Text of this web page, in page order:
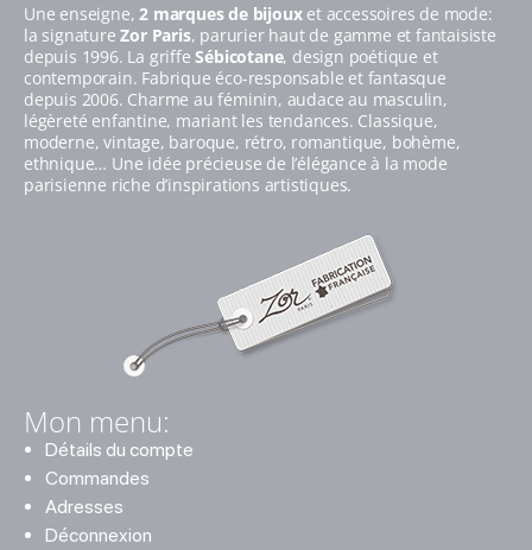
Une enseigne,2 marques de bijouxet accessoires de mode:
la signatureZor Paris, parurier haut de gamme et fantaisiste
depuis 1996. La griffeSébicotane, design poétique et
contemporain. Fabrique éco-responsable et fantasque
depuis 2006. Charme au féminin, audace au masculin,
légèreté enfantine, mariant les tendances. Classique,
moderne, vintage, baroque, rétro, romantique, bohème,
ethnique… Une idée précieuse de l’élégance à la mode
parisienne riche d’inspirations artistiques.
Mon menu:
Détails du compte
Commandes
Adresses
Déconnexion